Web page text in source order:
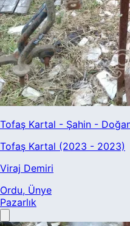
Tofaş Kartal - Şahin -
Tofaş Kartal (2023 - 2023)
Viraj Demiri
Ordu, Ünye
Pazarlık